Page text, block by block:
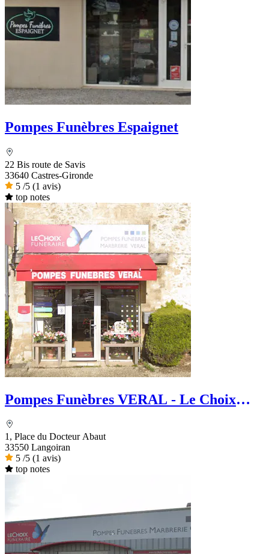
Pompes Funèbres Espaignet
22 Bis route de Savis
33640 Castres-Gironde
5 /5 (1 avis)
top notes
Pompes Funèbres VERAL - Le Choix
1, Place du Docteur Abaut
33550 Langoiran
5 /5 (1 avis)
top notes